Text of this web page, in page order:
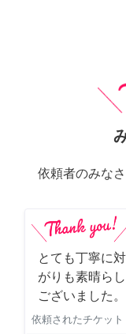
依頼者のみな
とても丁寧に
がりも素晴ら
ございました。
依頼されたチケット